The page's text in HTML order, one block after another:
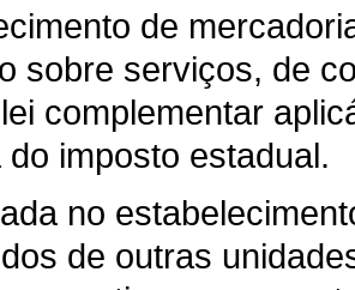
de
sobre serviços, de
complementar
do imposto estadual.
no
de outras